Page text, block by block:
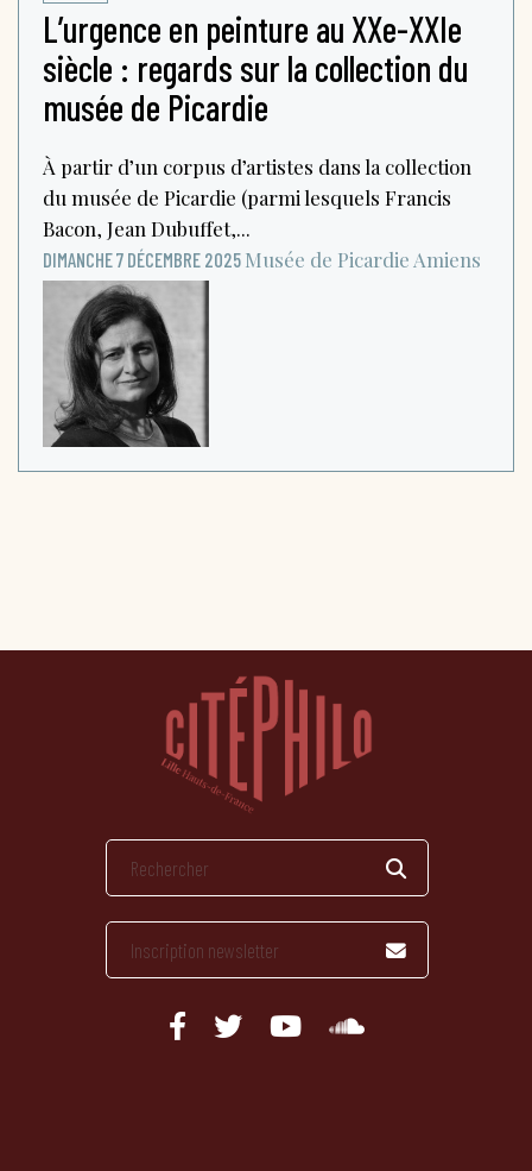
L’urgence en peinture au XXe-XXIe
siècle : regards sur la collection du
musée de Picardie
À partir d’un corpus d’artistes dans la collection
du musée de Picardie (parmi lesquels Francis
Bacon, Jean Dubuffet,...
DIMANCHE 7 DÉCEMBRE 2025 Musée de Picardie Amiens